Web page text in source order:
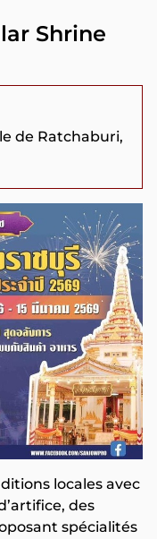
Shrine
de Ratchaburi,
locales avec
des
spécialités